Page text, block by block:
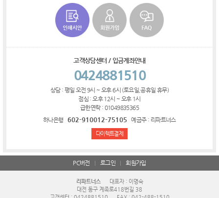
고객상담센터 / 입금계좌안내
0424881510
상담 : 평일 오전 9시 ~ 오후 6시 (토요일,공휴일 휴무)
점심 : 오후 12시 ~ 오후 1시
급한연락 : 01049835365
하나은행
602-910012-75105 예금주 : 리파트너스
다이렉트결제
PC버전 로그인 회원가입
리파트너스
대표자 : 이명숙
대전 동구 계족로418번길 38